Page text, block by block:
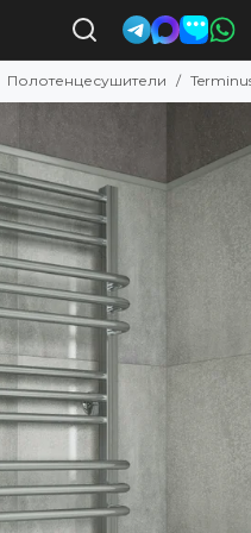
Полотенцесушители